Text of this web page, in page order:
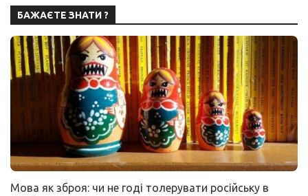
БАЖАЄТЕ ЗНАТИ ?
Мова як зброя: чи не годі толерувати російську в